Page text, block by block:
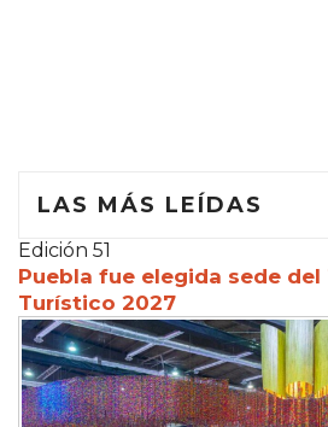
LAS MÁS LEÍDAS
Edición 51
Puebla fue elegida sede del
Turístico 2027